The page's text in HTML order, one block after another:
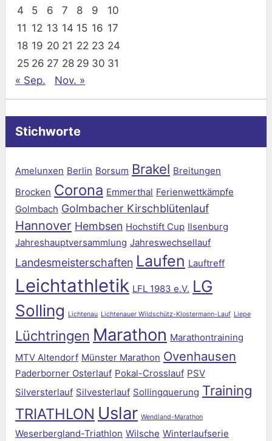
4
5 6 7 8 9
10
11 12 13 14 15 16 17
18 19 20 21 22 23 24
25 26 27 28 29 30 31
« Sep.
Nov. »
Stichworte
Amelunxen Berlin Borsum Brakel Breitungen
Brocken Corona Emmerthal Ferienwettkämpfe
Golmbach Golmbacher Kirschblütenlauf
Hannover Hembsen Hochstift Cup Ilsenburg
Jahreshauptversammlung Jahreswechsellauf
Landesmeisterschaften Laufen Lauftreff
Leichtathletik LFL 1983 e.V. LG
Solling
Lichtenau Lichtenauer Wildschütz-Klostermann-Lauf Liepe
Lüchtringen Marathon Marathontraining
MTV Altendorf Münster Marathon Ovenhausen
Paderborner Osterlauf Pokal-Crosslauf PSV
Silversterlauf Silvesterlauf Sollingquerung Training
TRIATHLON Uslar Wendland-Marathon
Weserbergland-Triathlon Wilsche Winterlaufserie